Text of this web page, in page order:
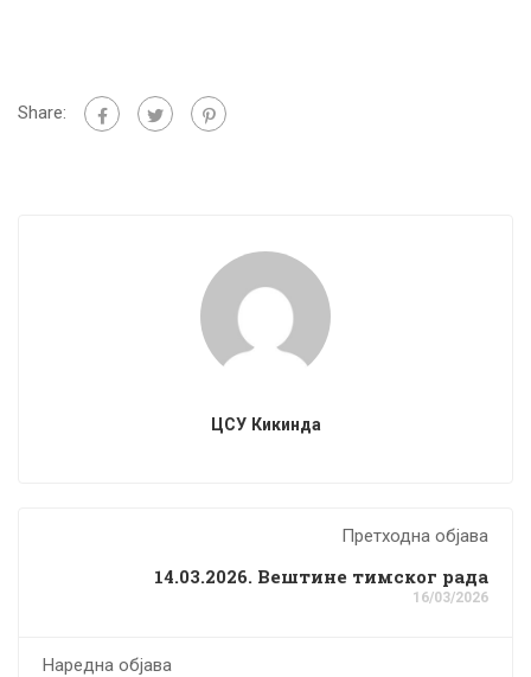
Share:
ЦСУ Кикинда
Претходна објава
14.03.2026. Вештине тимског рада
16/03/2026
Наредна објава